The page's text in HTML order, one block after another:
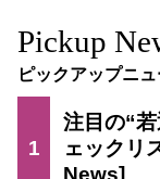
Pickup
ピックアップニュ
1
注目の“
ェックリ